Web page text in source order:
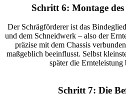
Schritt 6: Montage
Der Schräg­för­derer ist das
und dem Schneid­werk – also der
präzise mit dem Chassis
maßgeb­lich beein­flusst. Selbst
später die Ernte­leis­tung
Schritt 7: Die